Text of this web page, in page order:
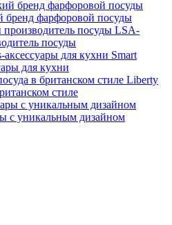
бренд фарфоровой посуды
LSA-
посуды
Smart
для кухни
Liberty
стиле
с уникальным дизайном